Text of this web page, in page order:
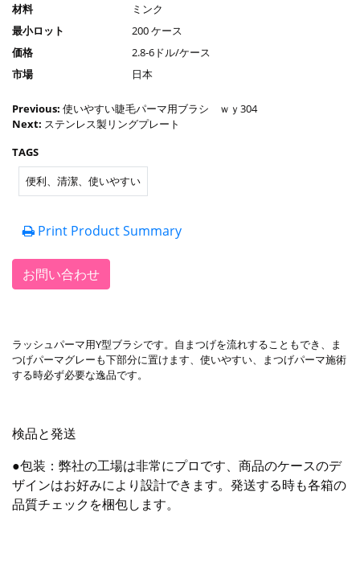
材料
ミンク
最小ロット
200 ケース
価格
2.8-6ドル/ケース
市場
日本
Previous: 使いやすい睫毛パーマ用ブラシ ｗｙ304
Next: ステンレス製リングプレート
TAGS
便利、清潔、使いやすい
Print Product Summary
お問い合わせ
ラッシュパーマ用Y型ブラシです。自まつげを流れすることもでき、ま
つげパーマグレーも下部分に置けます、使いやすい、まつげパーマ施術
する時必ず必要な逸品です。
検品と発送
●包装：弊社の工場は非常にプロです、商品のケースのデ
ザインはお好みにより設計できます。発送する時も各箱の
品質チェックを梱包します。